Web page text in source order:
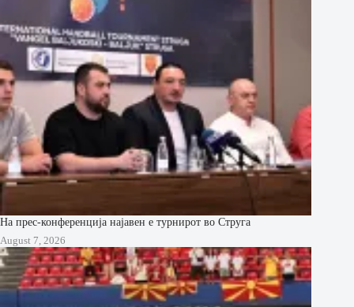
На прес-конференција најавен е турнирот во Струга
August 7, 2026